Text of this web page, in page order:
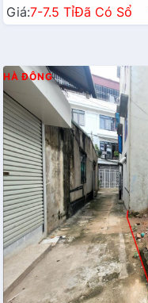
Giá:7-7.5 TỉĐã Có Sổ
HÀ ĐÔNG